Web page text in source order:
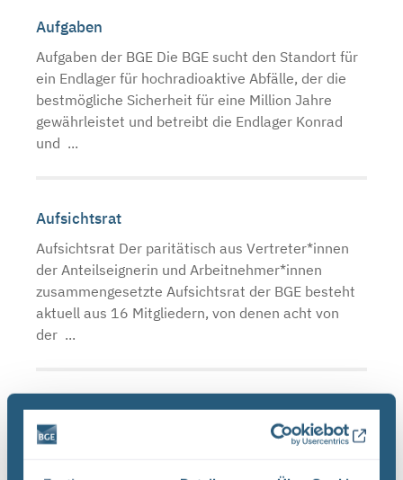
Aufgaben
Aufgaben der BGE Die BGE sucht den Standort für
ein Endlager für hochradioaktive Abfälle, der die
bestmögliche Sicherheit für eine Million Jahre
gewährleistet und betreibt die Endlager Konrad
und ...
Aufsichtsrat
Aufsichtsrat Der paritätisch aus Vertreter*innen
der Anteilseignerin und Arbeitnehmer*innen
zusammengesetzte Aufsichtsrat der BGE besteht
aktuell aus 16 Mitgliedern, von denen acht von
der ...
Ausbildung
Unsere Ausbildungsgänge Bei uns in der